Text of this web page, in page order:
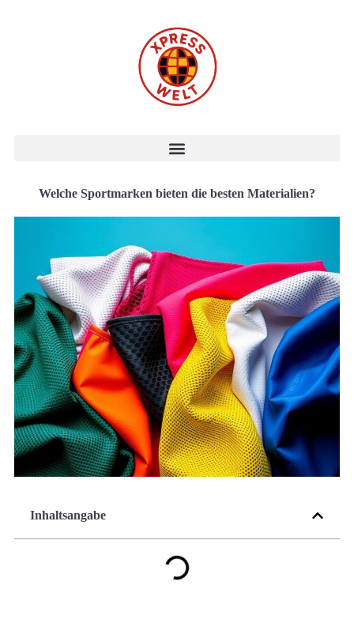
Welche Sportmarken bieten die besten Materialien?
Inhaltsangabe